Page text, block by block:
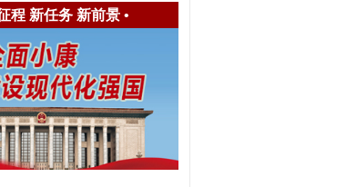
程 新任务 新前景•